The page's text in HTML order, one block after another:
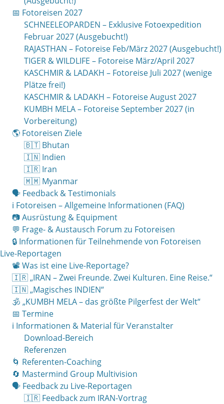
📅 Fotoreisen 2027
SCHNEELEOPARDEN – Exklusive Fotoexpedition
Februar 2027 (Ausgebucht!)
RAJASTHAN – Fotoreise Feb/März 2027 (Ausgebucht!)
TIGER & WILDLIFE – Fotoreise März/April 2027
KASCHMIR & LADAKH – Fotoreise Juli 2027 (wenige
Plätze frei!)
KASCHMIR & LADAKH – Fotoreise August 2027
KUMBH MELA – Fotoreise September 2027 (in
Vorbereitung)
🌎 Fotoreisen Ziele
🇧🇹 Bhutan
🇮🇳 Indien
🇮🇷 Iran
🇲🇲 Myanmar
🗣 Feedback & Testimonials
ℹ️ Fotoreisen – Allgemeine Informationen (FAQ)
📷 Ausrüstung & Equipment
💬 Frage- & Austausch Forum zu Fotoreisen
🔒 Informationen für Teilnehmende von Fotoreisen
Live-Reportagen
📽 Was ist eine Live-Reportage?
🇮🇷 „IRAN – Zwei Freunde. Zwei Kulturen. Eine Reise.“
🇮🇳 „Magisches INDIEN“
🕉 „KUMBH MELA – das größte Pilgerfest der Welt“
📅 Termine
ℹ️ Informationen & Material für Veranstalter
Download-Bereich
Referenzen
🌀 Referenten-Coaching
🔄 Mastermind Group Multivision
🗣 Feedback zu Live-Reportagen
🇮🇷 Feedback zum IRAN-Vortrag